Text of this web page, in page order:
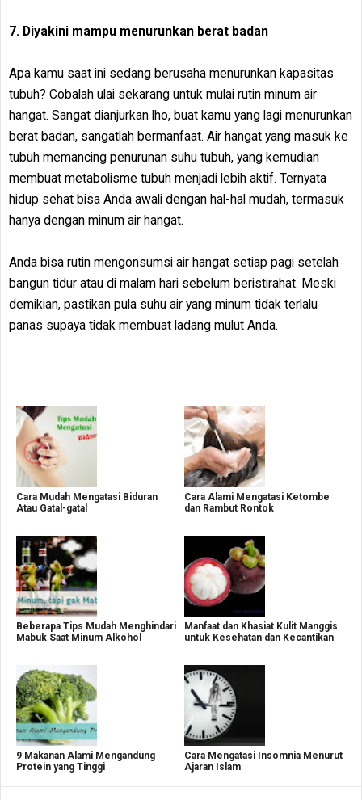
7. Diyakini mampu menurunkan berat badan
Apa kamu saat ini sedang berusaha menurunkan kapasitas
tubuh? Cobalah ulai sekarang untuk mulai rutin minum air
hangat. Sangat dianjurkan lho, buat kamu yang lagi menurunkan
berat badan, sangatlah bermanfaat. Air hangat yang masuk ke
tubuh memancing penurunan suhu tubuh, yang kemudian
membuat metabolisme tubuh menjadi lebih aktif. Ternyata
hidup sehat bisa Anda awali dengan hal-hal mudah, termasuk
hanya dengan minum air hangat.
Anda bisa rutin mengonsumsi air hangat setiap pagi setelah
bangun tidur atau di malam hari sebelum beristirahat. Meski
demikian, pastikan pula suhu air yang minum tidak terlalu
panas supaya tidak membuat ladang mulut Anda.
Cara Mudah Mengatasi Biduran
Atau Gatal-gatal
Cara Alami Mengatasi Ketombe
dan Rambut Rontok
Beberapa Tips Mudah Menghindari
Mabuk Saat Minum Alkohol
Manfaat dan Khasiat Kulit Manggis
untuk Kesehatan dan Kecantikan
9 Makanan Alami Mengandung
Protein yang Tinggi
Cara Mengatasi Insomnia Menurut
Ajaran Islam